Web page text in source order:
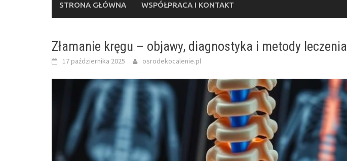
STRONA GŁÓWNA WSPÓŁPRACA I KONTAKT
Złamanie kręgu – objawy, diagnostyka i metody leczenia
17 października 2025 osrodekocalenie.pl